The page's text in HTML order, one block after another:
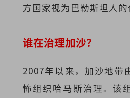
方国家视为巴勒斯坦人的
谁在治理加沙？
2007年以来，加沙地带
怖组织哈马斯治理。该